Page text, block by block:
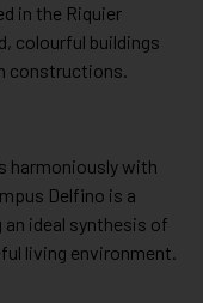
in the Riquier
colourful buildings
constructions.
harmoniously with
Delfino is a
ideal synthesis of
living environment.